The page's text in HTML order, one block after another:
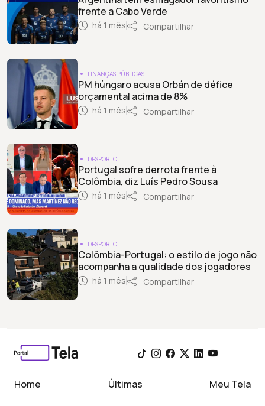
frente a Cabo Verde
há 1 mês Compartilhar
FINANÇAS PÚBLICAS
PM húngaro acusa Orbán de défice
orçamental acima de 8%
há 1 mês Compartilhar
DESPORTO
Portugal sofre derrota frente à
Colômbia, diz Luís Pedro Sousa
há 1 mês Compartilhar
DESPORTO
Colômbia-Portugal: o estilo de jogo não
acompanha a qualidade dos jogadores
há 1 mês Compartilhar
Home Últimas Meu Tela